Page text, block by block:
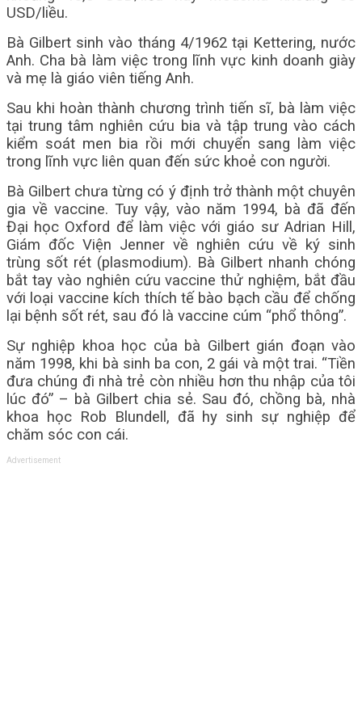
USD/liều.
Bà Gilbert sinh vào tháng 4/1962 tại Kettering, nước
Anh. Cha bà làm việc trong lĩnh vực kinh doanh giày
và mẹ là giáo viên tiếng Anh.
Sau khi hoàn thành chương trình tiến sĩ, bà làm việc
tại trung tâm nghiên cứu bia và tập trung vào cách
kiểm soát men bia rồi mới chuyển sang làm việc
trong lĩnh vực liên quan đến sức khoẻ con người.
Bà Gilbert chưa từng có ý định trở thành một chuyên
gia về vaccine. Tuy vậy, vào năm 1994, bà đã đến
Đại học Oxford để làm việc với giáo sư Adrian Hill,
Giám đốc Viện Jenner về nghiên cứu về ký sinh
trùng sốt rét (plasmodium). Bà Gilbert nhanh chóng
bắt tay vào nghiên cứu vaccine thử nghiệm, bắt đầu
với loại vaccine kích thích tế bào bạch cầu để chống
lại bệnh sốt rét, sau đó là vaccine cúm “phổ thông”.
Sự nghiệp khoa học của bà Gilbert gián đoạn vào
năm 1998, khi bà sinh ba con, 2 gái và một trai. “Tiền
đưa chúng đi nhà trẻ còn nhiều hơn thu nhập của tôi
lúc đó” – bà Gilbert chia sẻ. Sau đó, chồng bà, nhà
khoa học Rob Blundell, đã hy sinh sự nghiệp để
chăm sóc con cái.
Advertisement